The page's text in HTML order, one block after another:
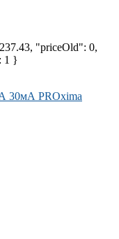
"priceOld": 0,
1 }